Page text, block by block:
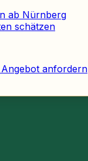
ab Nürnberg
schätzen
Angebot anfordern